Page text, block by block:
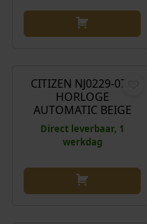
CITIZEN NJ0229-07A
HORLOGE
AUTOMATIC BEIGE
Direct leverbaar, 1
werkdag